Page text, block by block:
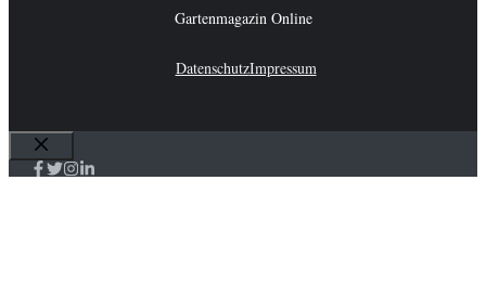
Gartenmagazin Online
DatenschutzImpressum
Schließen